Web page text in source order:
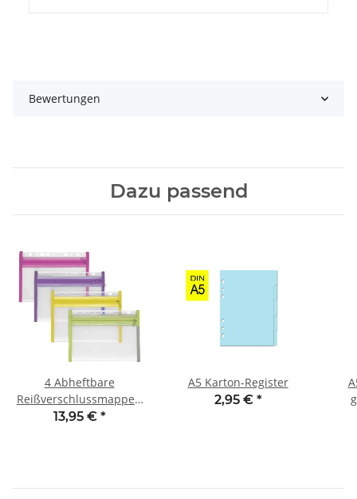
Bewertungen
Dazu passend
4 Abheftbare
Reißverschlussmappen
(bunt, 22 x 16 cm)
13,95 € *
A5 Karton-Register
2,95 € *